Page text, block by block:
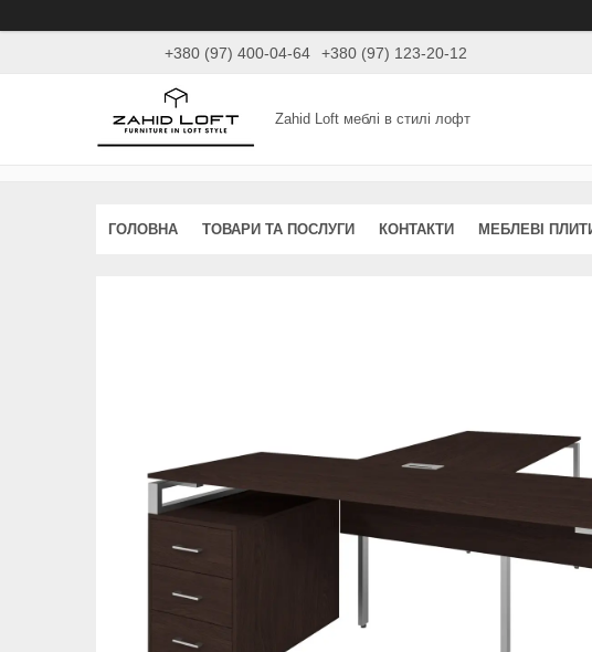
+380 (97) 400-04-64 +380 (97) 123-20-12
Zahid Loft меблі в стилі лофт
ГОЛОВНА ТОВАРИ ТА ПОСЛУГИ КОНТАКТИ МЕБЛЕВІ